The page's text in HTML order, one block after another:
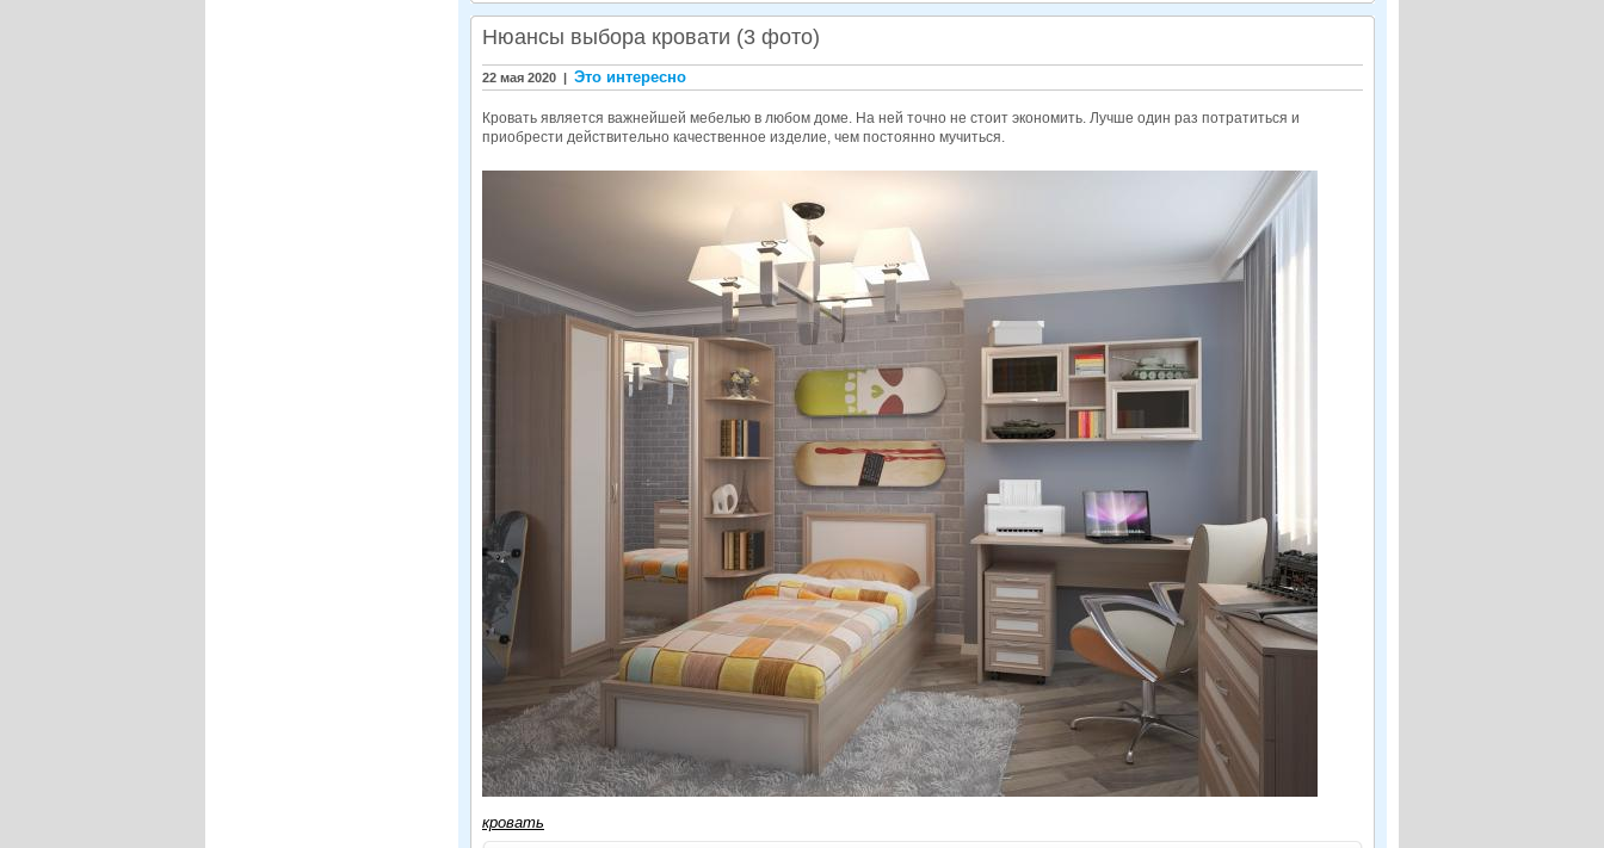
Нюансы выбора кровати (3 фото)
22 мая 2020 | Это интересно
Кровать является важнейшей мебелью в любом доме. На ней точно не стоит экономить. Лучше один раз потратиться и
приобрести действительно качественное изделие, чем постоянно мучиться.
кровать